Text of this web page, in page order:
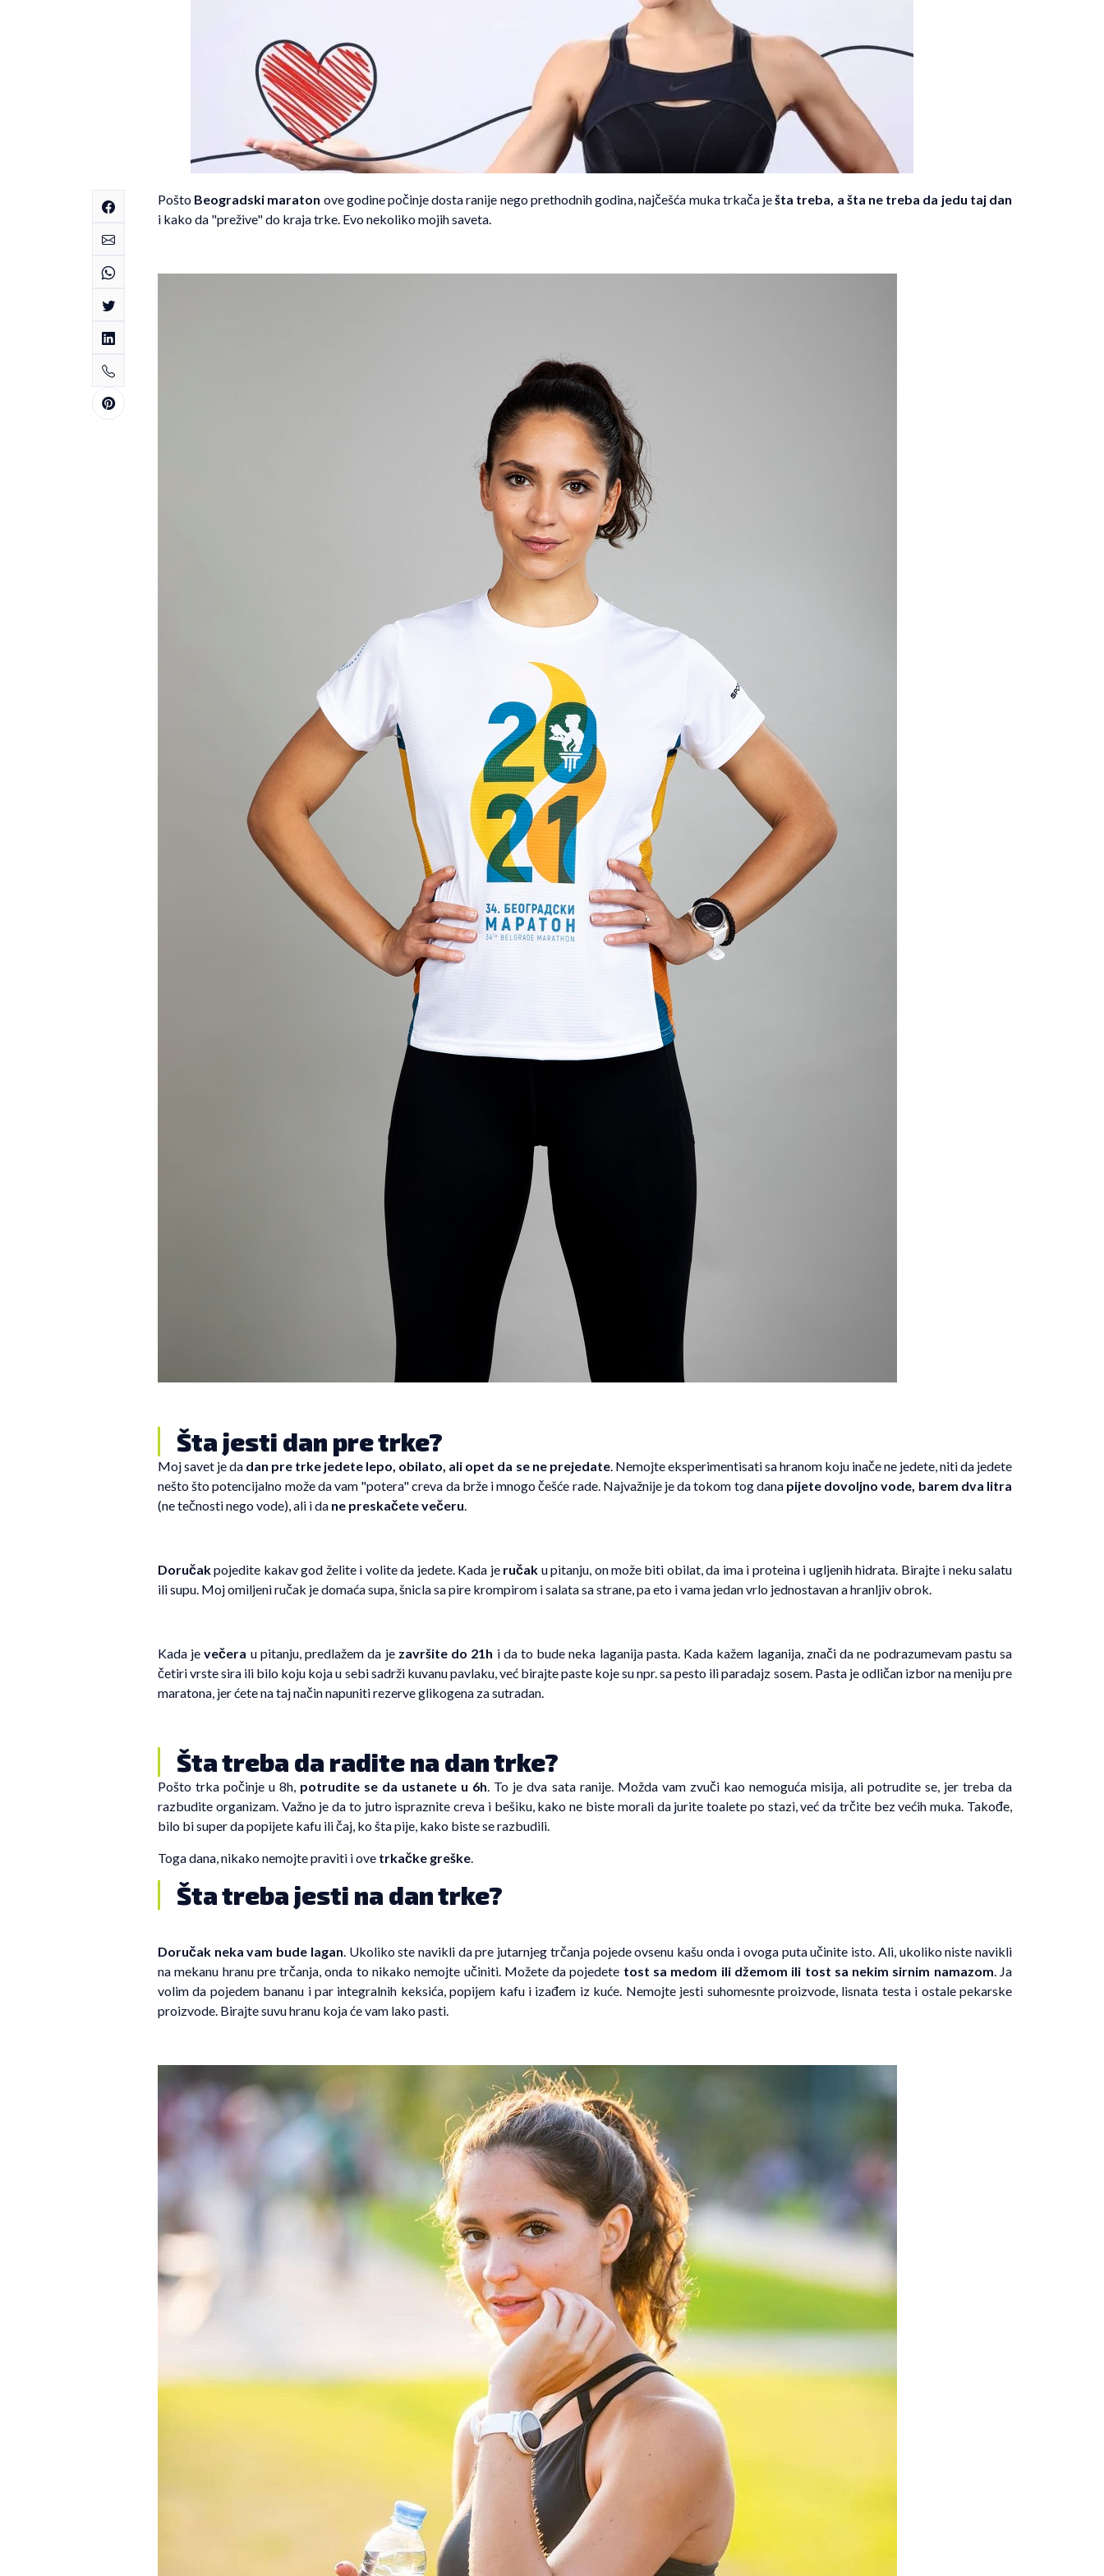
Pošto Beogradski maraton ove godine počinje dosta ranije nego prethodnih godina, najčešća muka trkača ješta treba, a šta ne treba da jedu taj dan
i kako da "prežive" do kraja trke. Evo nekoliko mojih saveta.
Šta jesti dan pre trke?
Moj savet je da dan pre trke jedete lepo, obilato, ali opet da se ne prejedate. Nemojte eksperimentisati sa hranom koju inače ne jedete, niti da jedete
nešto što potencijalno može da vam "potera" creva da brže i mnogo češće rade. Najvažnije je da tokom tog dana pijete dovoljno vode, barem dva litra
(ne tečnosti nego vode), ali i da ne preskačete večeru.
Doručakpojedite kakav god želite i volite da jedete. Kada je ručak u pitanju, on može biti obilat, da ima i proteina i ugljenih hidrata. Birajte i neku salatu
ili supu. Moj omiljeni ručak je domaća supa, šnicla sa pire krompirom i salata sa strane, pa eto i vama jedan vrlo jednostavan a hranljiv obrok.
Kada jevečera u pitanju, predlažem da je završite do 21h i da to bude neka laganija pasta. Kada kažem laganija, znači da ne podrazumevam pastu sa
četiri vrste sira ili bilo koju koja u sebi sadrži kuvanu pavlaku, već birajte paste koje su npr. sa pesto ili paradajz sosem. Pasta je odličan izbor na meniju pre
maratona, jer ćete na taj način napuniti rezerve glikogena za sutradan.
Šta treba da radite na dan trke?
Pošto trka počinje u 8h, potrudite se da ustanete u 6h. To je dva sata ranije. Možda vam zvuči kao nemoguća misija, ali potrudite se, jer treba da
razbudite organizam. Važno je da to jutro ispraznite creva i bešiku, kako ne biste morali da jurite toalete po stazi, već da trčite bez većih muka. Takođe,
bilo bi super da popijete kafu ili čaj, ko šta pije, kako biste se razbudili.
Toga dana, nikako nemojte praviti i ove trkačke greške.
Šta treba jesti na dan trke?
Doručak neka vam bude lagan. Ukoliko ste navikli da pre jutarnjeg trčanja pojede ovsenu kašu onda i ovoga puta učinite isto. Ali, ukoliko niste navikli
na mekanu hranu pre trčanja, onda to nikako nemojte učiniti. Možete da pojedete tost sa medom ili džemom ili tost sa nekim sirnim namazom. Ja
volim da pojedem bananu i par integralnih keksića, popijem kafu i izađem iz kuće. Nemojte jesti suhomesnte proizvode, lisnata testa i ostale pekarske
proizvode. Birajte suvu hranu koja će vam lako pasti.